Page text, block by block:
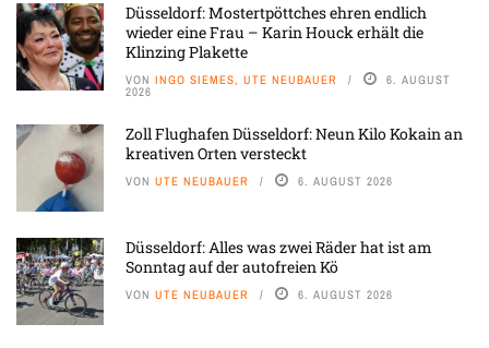
Düsseldorf: Mostertpöttches ehren endlich
wieder eine Frau – Karin Houck erhält die
Klinzing Plakette
VON INGO SIEMES, UTE NEUBAUER 6. AUGUST
2026
Zoll Flughafen Düsseldorf: Neun Kilo Kokain an
kreativen Orten versteckt
VON UTE NEUBAUER 6. AUGUST 2026
Düsseldorf: Alles was zwei Räder hat ist am
Sonntag auf der autofreien Kö
VON UTE NEUBAUER 6. AUGUST 2026